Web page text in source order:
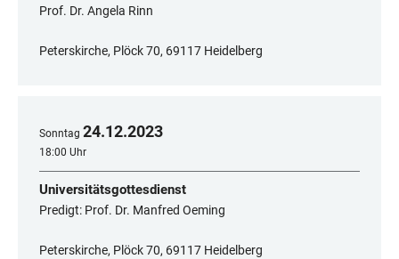
Prof. Dr. Angela Rinn
Peterskirche, Plöck 70, 69117 Heidelberg
Sonntag 24.12.2023
18:00 Uhr
Universitätsgottesdienst
Predigt: Prof. Dr. Manfred Oeming
Peterskirche, Plöck 70, 69117 Heidelberg